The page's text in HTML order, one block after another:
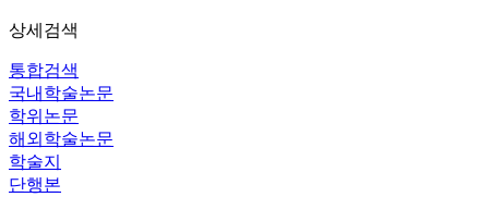
상세검색
통합검색
국내학술논문
학위논문
해외학술논문
학술지
단행본